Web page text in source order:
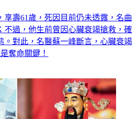
享壽61歲，死因目前仍未透露，名曲
不過，他生前曾因心臟衰竭搶救，確
。對此，名醫蘇一峰斷言，心臟衰竭
奪命關鍵！